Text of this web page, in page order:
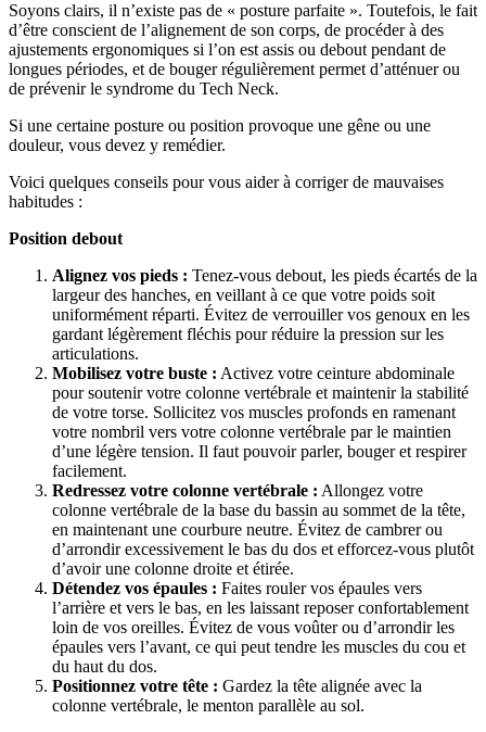
Soyons clairs, il n’existe pas de « posture parfaite ». Toutefois, le fait
d’être conscient de l’alignement de son corps, de procéder à des
ajustements ergonomiques si l’on est assis ou debout pendant de
longues périodes, et de bouger régulièrement permet d’atténuer ou
de prévenir le syndrome du Tech Neck.
Si une certaine posture ou position provoque une gêne ou une
douleur, vous devez y remédier.
Voici quelques conseils pour vous aider à corriger de mauvaises
habitudes :
Position debout
Alignez vos pieds : Tenez-vous debout, les pieds écartés de la
largeur des hanches, en veillant à ce que votre poids soit
uniformément réparti. Évitez de verrouiller vos genoux en les
gardant légèrement fléchis pour réduire la pression sur les
articulations.
Mobilisez votre buste : Activez votre ceinture abdominale
pour soutenir votre colonne vertébrale et maintenir la stabilité
de votre torse. Sollicitez vos muscles profonds en ramenant
votre nombril vers votre colonne vertébrale par le maintien
d’une légère tension. Il faut pouvoir parler, bouger et respirer
facilement.
Redressez votre colonne vertébrale : Allongez votre
colonne vertébrale de la base du bassin au sommet de la tête,
en maintenant une courbure neutre. Évitez de cambrer ou
d’arrondir excessivement le bas du dos et efforcez-vous plutôt
d’avoir une colonne droite et étirée.
Détendez vos épaules : Faites rouler vos épaules vers
l’arrière et vers le bas, en les laissant reposer confortablement
loin de vos oreilles. Évitez de vous voûter ou d’arrondir les
épaules vers l’avant, ce qui peut tendre les muscles du cou et
du haut du dos.
Positionnez votre tête : Gardez la tête alignée avec la
colonne vertébrale, le menton parallèle au sol.